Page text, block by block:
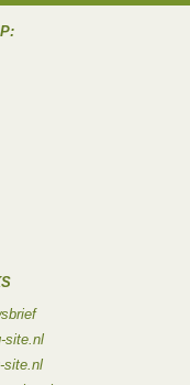
site.nl
site.nl